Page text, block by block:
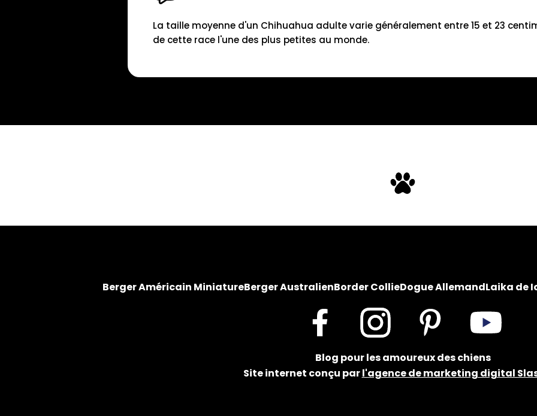
La taille moyenne d'un Chihuahua adulte varie généralement entre 15 et 23
de cette race l'une des plus petites au monde.
Berger Américain MiniatureBerger AustralienBorder CollieDogue AllemandLaika de
Blog pour les amoureux des chiens
Site internet conçu parl'agence de marketing digital